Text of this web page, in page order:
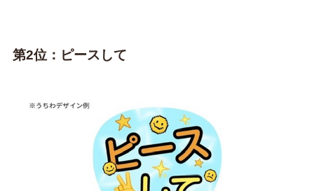
第2位：ピースして